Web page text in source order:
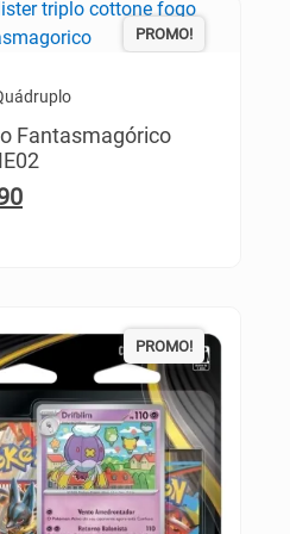
PROMO!
Fantasmagórico
PROMO!